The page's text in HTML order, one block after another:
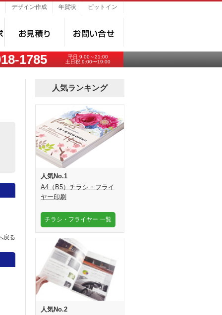
デザイン作成 年賀状 ピットイン
1785
平日 9:00～21:00
土日祝 9:00〜19:00
戻る
人気ランキング
人気No.1
A4（B5）チラシ・フライ
ヤー印刷
チラシ・フライヤー 一覧
人気No.2